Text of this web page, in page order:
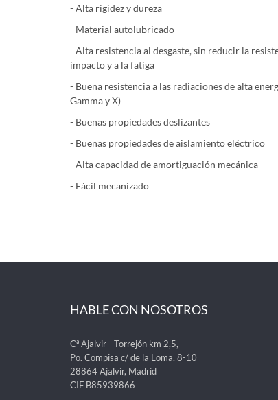
- Alta rigidez y dureza
- Material autolubricado
- Alta resistencia al desgaste, sin reducir la
impacto y a la fatiga
- Buena resistencia a las radiaciones de alta
Gamma y X)
- Buenas propiedades deslizantes
- Buenas propiedades de aislamiento eléctrico
- Alta capacidad de amortiguación mecánica
- Fácil mecanizado
HABLE CON NOSOTROS
Cª Ajalvir - Torrejón km 2,5,
Po. Compisa c/ de la Loma, 8-10
28864 Ajalvir, Madrid
CIF B85939866